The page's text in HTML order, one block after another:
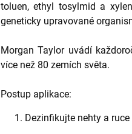
toluen, ethyl tosylmid a
geneticky upravované
Morgan Taylor uvádí
více než 80 zemích světa.
Postup aplikace:
Dezinfikujte nehty a